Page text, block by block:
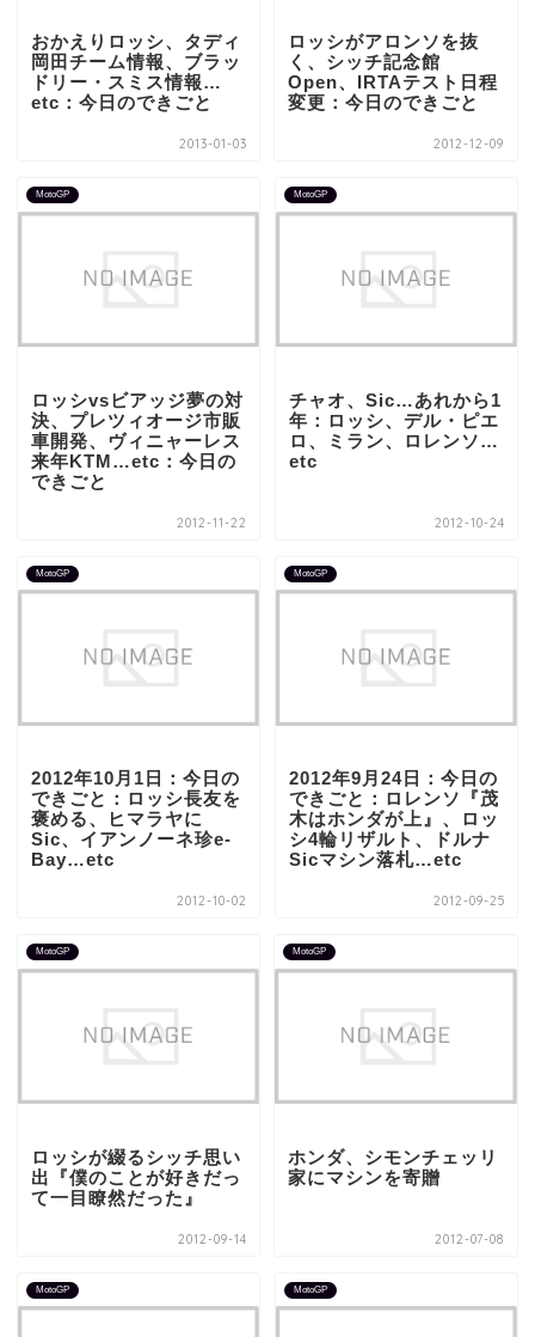
おかえりロッシ、タディ
岡田チーム情報、ブラッ
ドリー・スミス情報…
etc：今日のできごと
2013-01-03
ロッシがアロンソを抜
く、シッチ記念館
Open、IRTAテスト日程
変更：今日のできごと
2012-12-09
MotoGP
ロッシvsビアッジ夢の対
決、プレツィオージ市販
車開発、ヴィニャーレス
来年KTM…etc：今日の
できごと
2012-11-22
MotoGP
チャオ、Sic…あれから1
年：ロッシ、デル・ピエ
ロ、ミラン、ロレンソ…
etc
2012-10-24
MotoGP
2012年10月1日：今日の
できごと：ロッシ長友を
褒める、ヒマラヤに
Sic、イアンノーネ珍e-
Bay…etc
2012-10-02
MotoGP
2012年9月24日：今日の
できごと：ロレンソ『茂
木はホンダが上』、ロッ
シ4輪リザルト、ドルナ
Sicマシン落札…etc
2012-09-25
MotoGP
ロッシが綴るシッチ思い
出『僕のことが好きだっ
て一目瞭然だった』
2012-09-14
MotoGP
ホンダ、シモンチェッリ
家にマシンを寄贈
2012-07-08
MotoGP MotoGP